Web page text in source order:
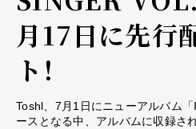
月17日に先行
ト！
Toshl、7月1日にニューアルバム
ースとなる中、アルバムに収録さ